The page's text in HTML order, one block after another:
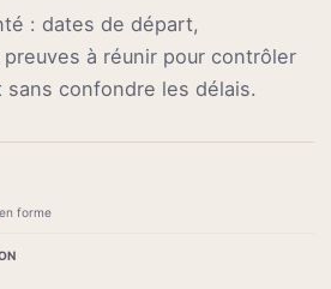
: dates de départ,
à réunir pour contrôler
confondre les délais.
forme